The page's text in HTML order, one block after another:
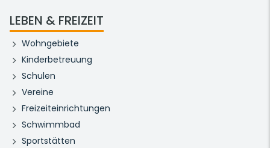
LEBEN & FREIZEIT
Wohngebiete
Kinderbetreuung
Schulen
Vereine
Freizeiteinrichtungen
Schwimmbad
Sportstätten